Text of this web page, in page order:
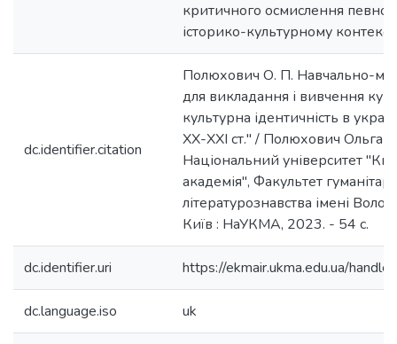
критичного осмислення
історико-культурному
dc.identifier.citation
Полюхович О. П. Навчально-
для викладання і вивчення
культурна ідентичність в
ХХ-ХХІ ст." / Полюхович Ольга
Національний університет
aкадемія", Факультет
літературознавства імені
Київ : НаУКМА, 2023. - 54 с.
dc.identifier.uri https://ekmair.ukma.edu.ua/
dc.language.iso uk